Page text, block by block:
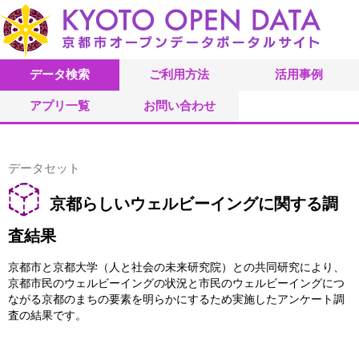
データ検索 ご利用方法 活用事例
アプリ一覧 お問い合わせ
データセット
京都らしいウェルビーイングに関する調
査結果
京都市と京都大学（人と社会の未来研究院）との共同研究により、
京都市民のウェルビーイングの状況と市民のウェルビーイングにつ
ながる京都のまちの要素を明らかにするため実施したアンケート調
査の結果です。